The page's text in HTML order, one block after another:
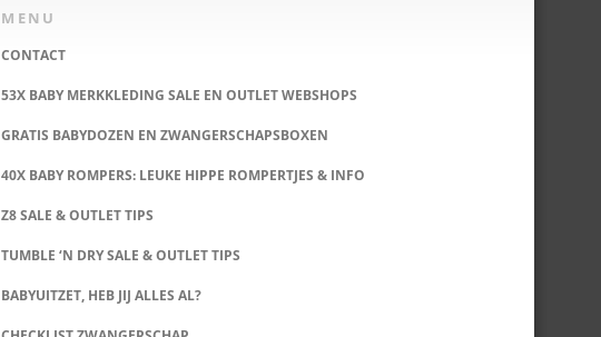
MENU
CONTACT
53X BABY MERKKLEDING SALE EN OUTLET WEBSHOPS
GRATIS BABYDOZEN EN ZWANGERSCHAPSBOXEN
40X BABY ROMPERS: LEUKE HIPPE ROMPERTJES & INFO
Z8 SALE & OUTLET TIPS
TUMBLE ‘N DRY SALE & OUTLET TIPS
BABYUITZET, HEB JIJ ALLES AL?